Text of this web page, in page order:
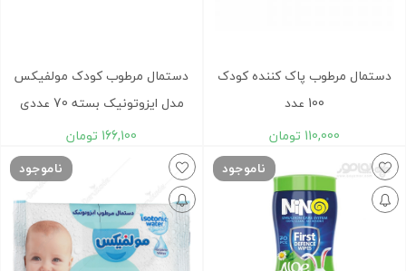
دستمال مرطوب پاک کننده کودک
100 عدد
110,000 تومان
دستمال مرطوب کودک مولفیکس
مدل ايزوتونيک بسته 70 عددی
166,100 تومان
ناموجود ناموجود